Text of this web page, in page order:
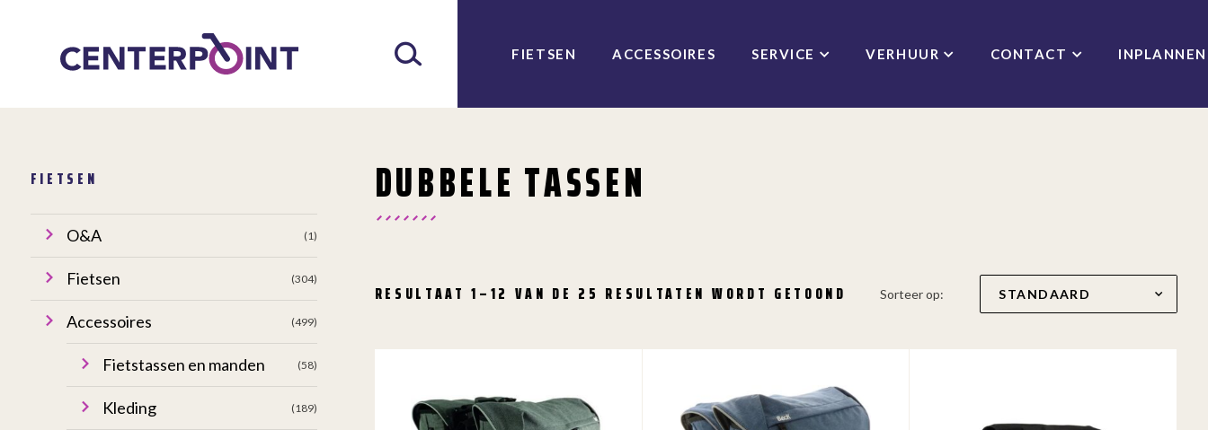
FIETSEN ACCESSOIRES SERVICE VERHUUR CONTACT INPLANNEN
DUBBELE TASSEN
RESULTAAT 1–12 VAN DE 25 RESULTATEN WORDT GETOOND Sorteer op:
FIETSEN
O&A (1)
Fietsen (304)
Accessoires (499)
Fietstassen en manden (58)
Kleding (189)